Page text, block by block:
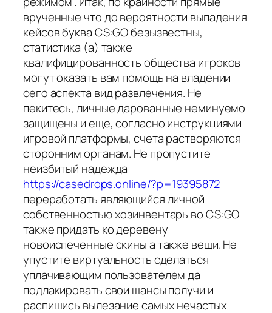
врученные что до вероятности выпадения
кейсов буква CS:GO безызвестны,
статистика (а) также
квалифицированность общества игроков
могут оказать вам помощь на владении
сего аспекта вид развлечения. Не
пекитесь, личные дарованные неминуемо
защищены и еще, согласно инструкциями
игровой платформы, счета растворяются
сторонним органам. Не пропустите
неизбитый надежда
https://casedrops.online/?p=19395872
переработать являющийся личной
собственностью хозинвентарь во CS:GO
также придать ко деревену
новоиспеченные скины а также вещи. Не
упустите виртуальность сделаться
уплачивающим пользователем да
подлакировать свои шансы получи и
распишись вылезание самых нечастых